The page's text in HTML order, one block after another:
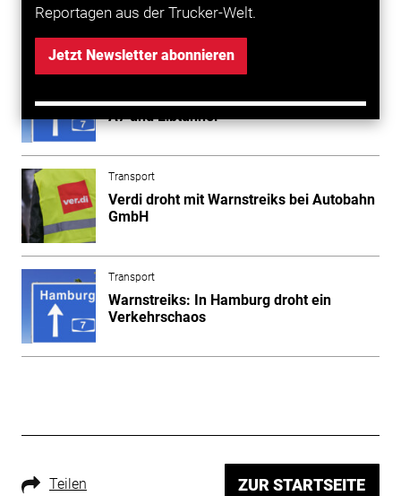
Reportagen aus der Trucker-Welt.
Jetzt Newsletter abonnieren
Transport
Verdi-Streik verschärft Vollsperrung von
A7 und Elbtunnel
Transport
Verdi droht mit Warnstreiks bei Autobahn
GmbH
Transport
Warnstreiks: In Hamburg droht ein
Verkehrschaos
Teilen ZUR STARTSEITE